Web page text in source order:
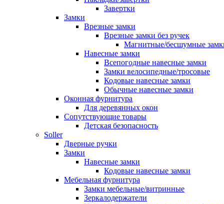
Завертки
Замки
Врезные замки
Врезные замки без ручек
Магнитные/бесшумные
Навесные замки
Всепогодные навесные замки
Замки велосипедные/тросовые
Кодовые навесные замки
Обычные навесные замки
Оконная фурнитура
Для деревянных окон
Сопутствующие товары
Детская безопасность
Soller
Дверные ручки
Замки
Навесные замки
Кодовые навесные замки
Мебельная фурнитура
Замки мебельные/витринные
Зеркалодержатели